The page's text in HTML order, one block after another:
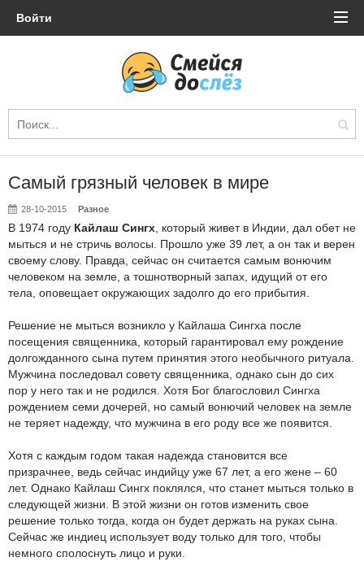
Войти
Самый грязный человек в мире
28-10-2015 Разное
В 1974 году Кайлаш Сингх , который живет в Индии, дал обет не
мыться и не стричь волосы. Прошло уже 39 лет, а он так и верен
своему слову. Правда, сейчас он считается самым вонючим
человеком на земле, а тошнотворный запах, идущий от его
тела, оповещает окружающих задолго до его прибытия.
Решение не мыться возникло у Кайлаша Сингха после
посещения священника, который гарантировал ему рождение
долгожданного сына путем принятия этого необычного ритуала.
Мужчина последовал совету священника, однако сын до сих
пор у него так и не родился. Хотя Бог благословил Сингха
рождением семи дочерей, но самый вонючий человек на земле
не теряет надежду, что мужчина в его роду все же появится.
Хотя с каждым годом такая надежда становится все
призрачнее, ведь сейчас индийцу уже 67 лет, а его жене – 60
лет. Однако Кайлаш Сингх поклялся, что станет мыться только в
следующей жизни. В этой жизни он готов изменить свое
решение только тогда, когда он будет держать на руках сына.
Сейчас же индиец использует воду только для того, чтобы
немного сполоснуть лицо и руки.